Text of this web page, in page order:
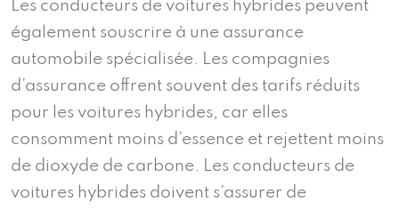
Les conducteurs de voitures hybrides peuvent
également souscrire à une assurance
automobile spécialisée. Les compagnies
d’assurance offrent souvent des tarifs réduits
pour les voitures hybrides, car elles
consomment moins d’essence et rejettent moins
de dioxyde de carbone. Les conducteurs de
voitures hybrides doivent s’assurer de